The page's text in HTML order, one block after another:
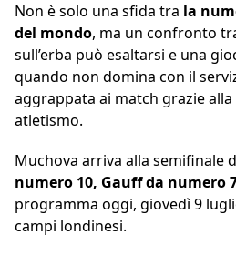
Non è solo una sfida tra la
del mondo, ma un confronto
sull’erba può esaltarsi e una
quando non domina con il
aggrappata ai match grazie
atletismo.
Muchova arriva alla semifinale
numero 10, Gauff da numero
programma oggi, giovedì 9
campi londinesi.